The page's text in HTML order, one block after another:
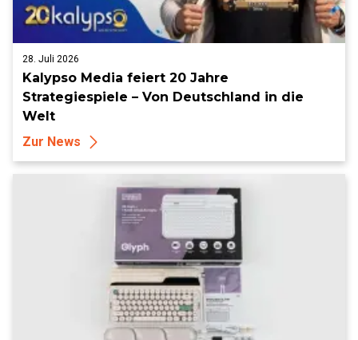
28. Juli 2026
Kalypso Media feiert 20 Jahre
Strategiespiele – Von Deutschland in die
Welt
Zur News